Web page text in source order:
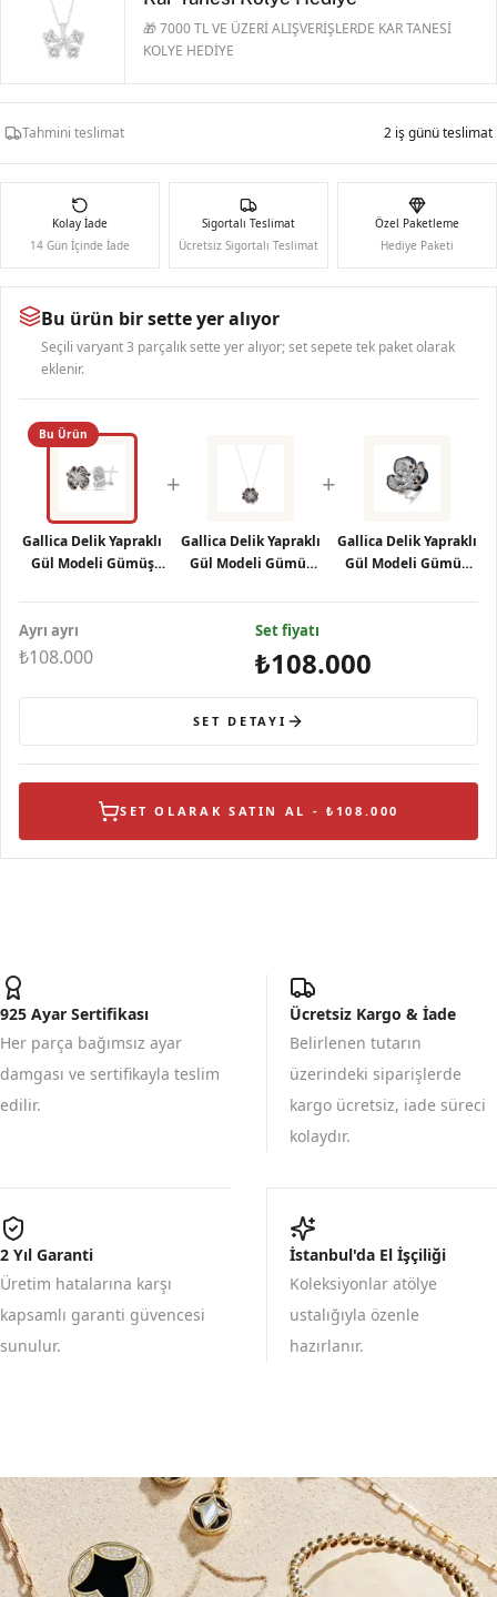
🎁 7000 TL VE ÜZERİ ALIŞVERİŞLERDE KAR TANESİ
KOLYE HEDİYE
Tahmini teslimat 2 iş günü teslimat
Kolay İade
14 Gün İçinde İade
Sigortalı Teslimat
Ücretsiz Sigortalı Teslimat
Özel Paketleme
Hediye Paketi
Bu ürün bir sette yer alıyor
Seçili varyant 3 parçalık sette yer alıyor; set sepete tek paket olarak
eklenir.
Bu Ürün
Gallica Delik Yapraklı
Gül Modeli Gümüş
+
Gallica Delik Yapraklı
Gül Modeli Gümüş
+
Gallica Delik Yapraklı
Gül Modeli Gümüş
Ayrı ayrı
₺108.000
Set fiyatı
₺108.000
SET DETAYI
SET OLARAK SATIN AL - ₺108.000
925 Ayar Sertifikası
Her parça bağımsız ayar
damgası ve sertifikayla teslim
edilir.
Ücretsiz Kargo & İade
Belirlenen tutarın
üzerindeki siparişlerde
kargo ücretsiz, iade süreci
kolaydır.
2 Yıl Garanti
Üretim hatalarına karşı
kapsamlı garanti güvencesi
sunulur.
İstanbul'da El İşçiliği
Koleksiyonlar atölye
ustalığıyla özenle
hazırlanır.